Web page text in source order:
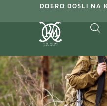
DOBRO DOŠLI NA